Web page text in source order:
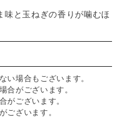
味と玉ねぎの香りが噛むほ
い場合もございます。
合がございます。
がございます。
ございます。